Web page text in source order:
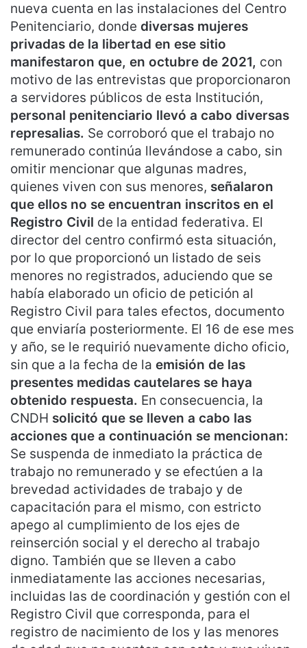
nueva cuenta en las instalaciones del Centro
Penitenciario, donde diversas mujeres
privadas de la libertad en ese sitio
manifestaron que, en octubre de 2021, con
motivo de las entrevistas que proporcionaron
a servidores públicos de esta Institución,
personal penitenciario llevó a cabo diversas
represalias. Se corroboró que el trabajo no
remunerado continúa llevándose a cabo, sin
omitir mencionar que algunas madres,
quienes viven con sus menores, señalaron
que ellos no se encuentran inscritos en el
Registro Civil de la entidad federativa. El
director del centro confirmó esta situación,
por lo que proporcionó un listado de seis
menores no registrados, aduciendo que se
había elaborado un oficio de petición al
Registro Civil para tales efectos, documento
que enviaría posteriormente. El 16 de ese mes
y año, se le requirió nuevamente dicho oficio,
sin que a la fecha de la emisión de las
presentes medidas cautelares se haya
obtenido respuesta. En consecuencia, la
CNDH solicitó que se lleven a cabo las
acciones que a continuación se mencionan:
Se suspenda de inmediato la práctica de
trabajo no remunerado y se efectúen a la
brevedad actividades de trabajo y de
capacitación para el mismo, con estricto
apego al cumplimiento de los ejes de
reinserción social y el derecho al trabajo
digno. También que se lleven a cabo
inmediatamente las acciones necesarias,
incluidas las de coordinación y gestión con el
Registro Civil que corresponda, para el
registro de nacimiento de los y las menores